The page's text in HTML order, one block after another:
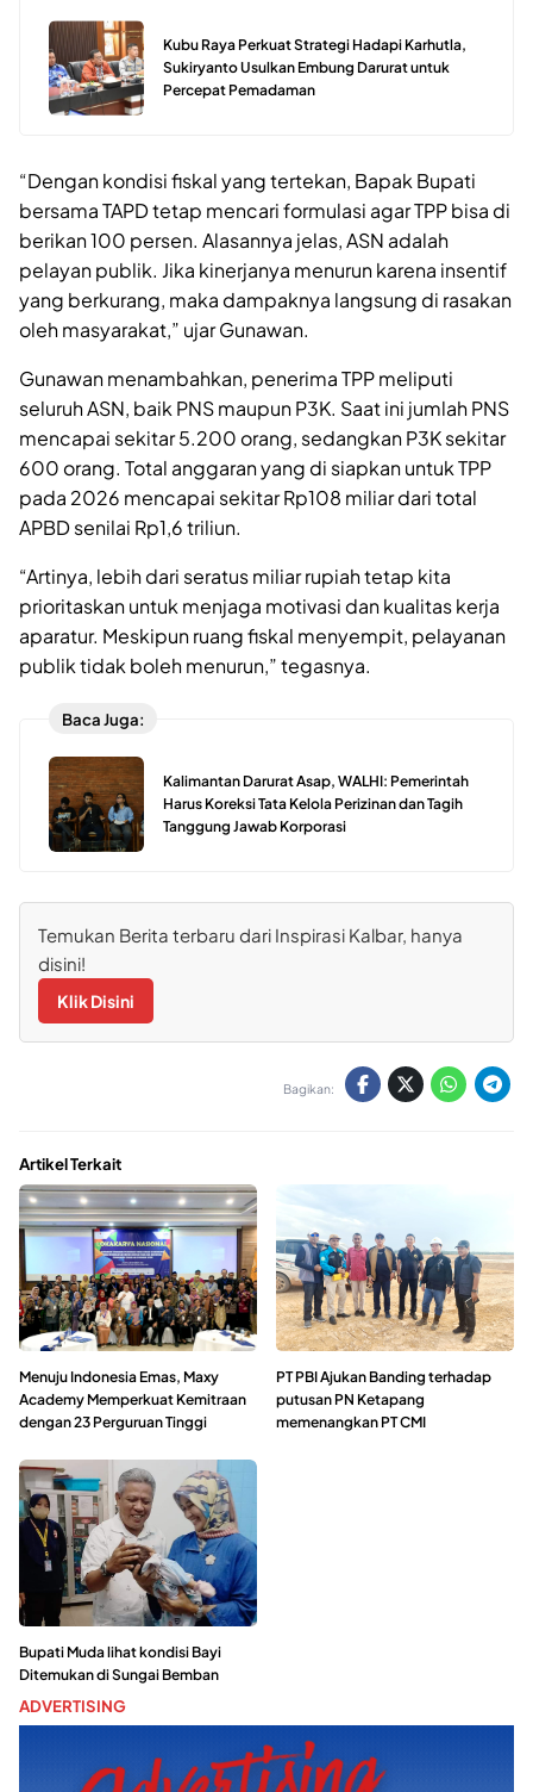
Kubu Raya Perkuat Strategi Hadapi Karhutla,
Sukiryanto Usulkan Embung Darurat untuk
Percepat Pemadaman
“Dengan kondisi fiskal yang tertekan, Bapak Bupati
bersama TAPD tetap mencari formulasi agar TPP bisa di
berikan 100 persen. Alasannya jelas, ASN adalah
pelayan publik. Jika kinerjanya menurun karena insentif
yang berkurang, maka dampaknya langsung di rasakan
oleh masyarakat,” ujar Gunawan.
Gunawan menambahkan, penerima TPP meliputi
seluruh ASN, baik PNS maupun P3K. Saat ini jumlah PNS
mencapai sekitar 5.200 orang, sedangkan P3K sekitar
600 orang. Total anggaran yang di siapkan untuk TPP
pada 2026 mencapai sekitar Rp108 miliar dari total
APBD senilai Rp1,6 triliun.
“Artinya, lebih dari seratus miliar rupiah tetap kita
prioritaskan untuk menjaga motivasi dan kualitas kerja
aparatur. Meskipun ruang fiskal menyempit, pelayanan
publik tidak boleh menurun,” tegasnya.
Baca Juga:
Kalimantan Darurat Asap, WALHI: Pemerintah
Harus Koreksi Tata Kelola Perizinan dan Tagih
Tanggung Jawab Korporasi
Temukan Berita terbaru dari Inspirasi Kalbar, hanya
disini!
Klik Disini
Bagikan:
Artikel Terkait
Menuju Indonesia Emas, Maxy
Academy Memperkuat Kemitraan
dengan 23 Perguruan Tinggi
PT PBI Ajukan Banding terhadap
putusan PN Ketapang
memenangkan PT CMI
Bupati Muda lihat kondisi Bayi
Ditemukan di Sungai Bemban
ADVERTISING